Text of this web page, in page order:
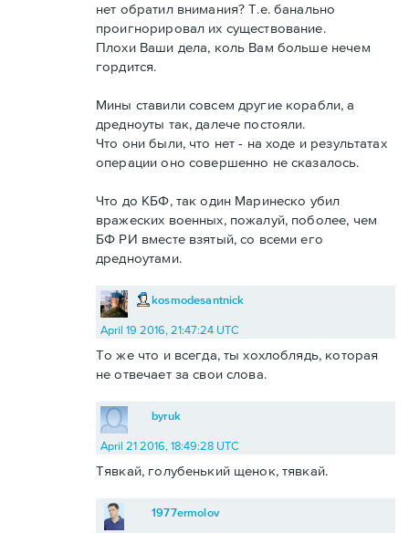
нет обратил внимания? Т.е. банально
проигнорировал их существование.
Плохи Ваши дела, коль Вам больше нечем
гордится.
Мины ставили совсем другие корабли, а
дредноуты так, далече постояли.
Что они были, что нет - на ходе и результатах
операции оно совершенно не сказалось.
Что до КБФ, так один Маринеско убил
вражеских военных, пожалуй, поболее, чем
БФ РИ вместе взятый, со всеми его
дредноутами.
kosmodesantnick
April 19 2016, 21:47:24 UTC
То же что и всегда, ты хохлоблядь, которая
не отвечает за свои слова.
byruk
April 21 2016, 18:49:28 UTC
Тявкай, голубенький щенок, тявкай.
1977ermolov